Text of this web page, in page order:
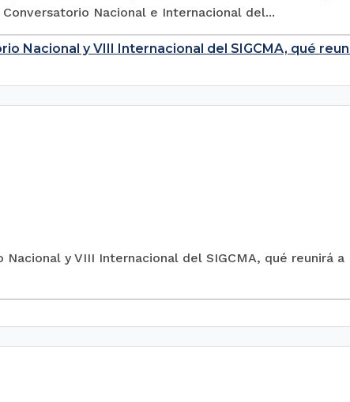
Nacional e Internacional del...
Nacional y VIII Internacional del SIGCMA, qué
y VIII Internacional del SIGCMA, qué reunirá a